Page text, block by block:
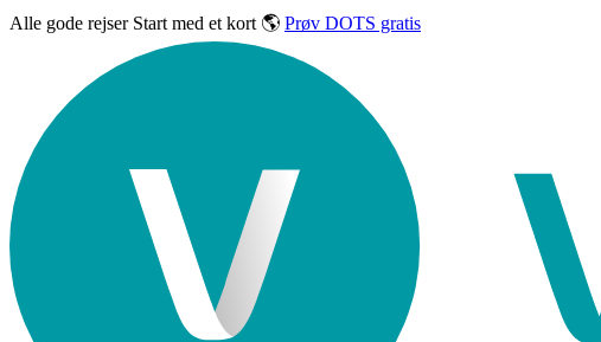
Alle gode rejser Start med et kort 🌎 Prøv DOTS gratis